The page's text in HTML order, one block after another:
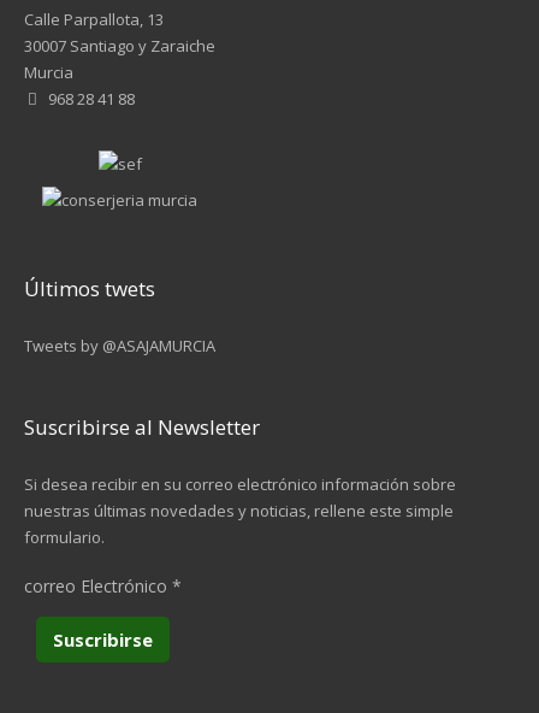
Calle Parpallota, 13
30007 Santiago y Zaraiche
Murcia
968 28 41 88
Últimos twets
Tweets by @ASAJAMURCIA
Suscribirse al Newsletter
Si desea recibir en su correo electrónico información sobre
nuestras últimas novedades y noticias, rellene este simple
formulario.
correo Electrónico *